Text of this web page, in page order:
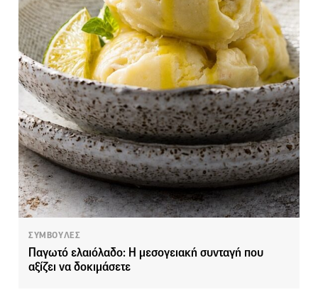
ΣΥΜΒΟΥΛΕΣ
Παγωτό ελαιόλαδο: Η μεσογειακή συνταγή που
αξίζει να δοκιμάσετε